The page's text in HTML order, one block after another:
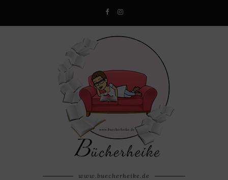
www.buecherheike.de